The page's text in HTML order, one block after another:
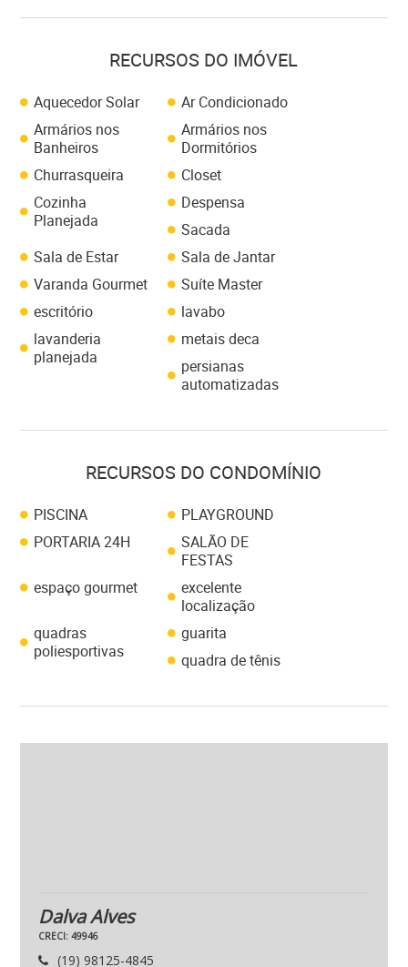
RECURSOS DO IMÓVEL
Aquecedor Solar
Ar Condicionado
Armários nos
Banheiros
Armários nos
Dormitórios
Churrasqueira
Closet
Cozinha
Planejada
Despensa
Sacada
Sala de Estar
Sala de Jantar
Varanda Gourmet
Suíte Master
escritório
lavabo
lavanderia
planejada
metais deca
persianas
automatizadas
RECURSOS DO CONDOMÍNIO
PISCINA
PLAYGROUND
PORTARIA 24H
SALÃO DE
FESTAS
espaço gourmet
excelente
localização
quadras
poliesportivas
guarita
quadra de tênis
Dalva Alves
CRECI: 49946
(19) 98125-4845